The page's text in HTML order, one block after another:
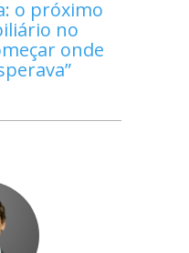
o próximo
no
onde